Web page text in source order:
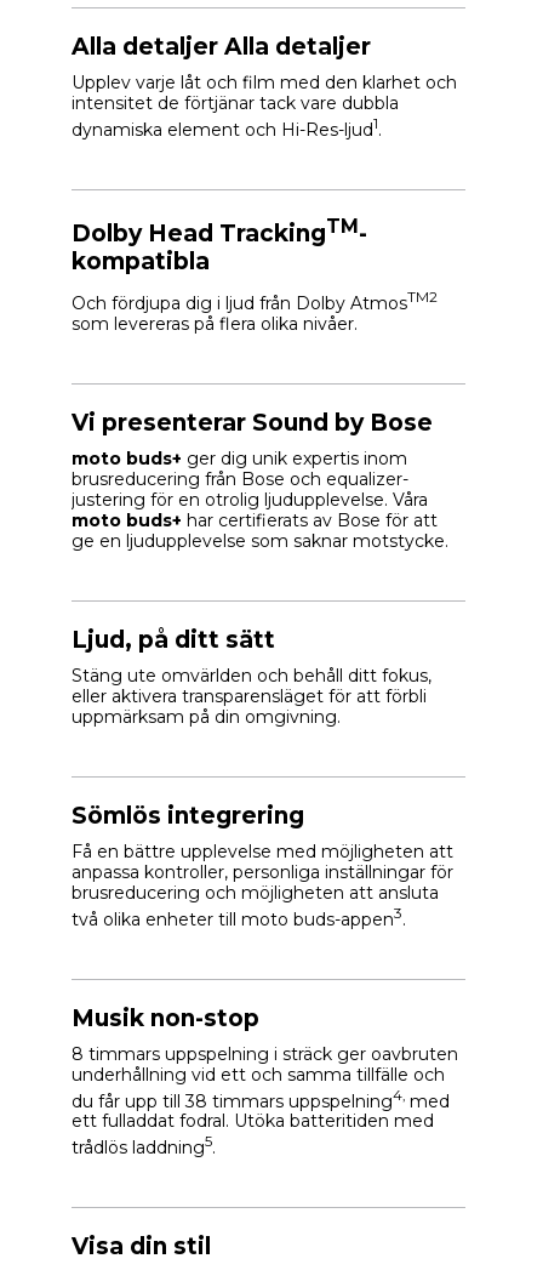
Alla detaljer Alla detaljer
Upplev varje låt och film med den klarhet och
intensitet de förtjänar tack vare dubbla
dynamiska element och Hi-Res-ljud1.
Dolby Head TrackingTM-
kompatibla
Och fördjupa dig i ljud från Dolby AtmosTM2
som levereras på flera olika nivåer.
Vi presenterar Sound by Bose
moto buds+ ger dig unik expertis inom
brusreducering från Bose och equalizer-
justering för en otrolig ljudupplevelse. Våra
moto buds+ har certifierats av Bose för att
ge en ljudupplevelse som saknar motstycke.
Ljud, på ditt sätt
Stäng ute omvärlden och behåll ditt fokus,
eller aktivera transparensläget för att förbli
uppmärksam på din omgivning.
Sömlös integrering
Få en bättre upplevelse med möjligheten att
anpassa kontroller, personliga inställningar för
brusreducering och möjligheten att ansluta
två olika enheter till moto buds-appen3.
Musik non-stop
8 timmars uppspelning i sträck ger oavbruten
underhållning vid ett och samma tillfälle och
du får upp till 38 timmars uppspelning4, med
ett fulladdat fodral. Utöka batteritiden med
trådlös laddning5.
Visa din stil